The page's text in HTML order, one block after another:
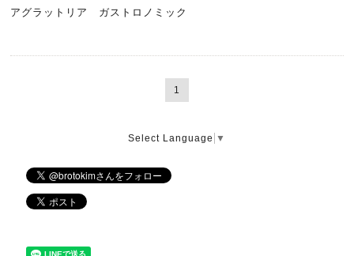
アグラットリア ガストロノミック
1
Select Language ▼